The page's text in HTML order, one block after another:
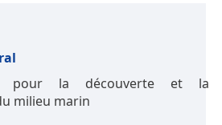
pour la découverte et la
milieu marin